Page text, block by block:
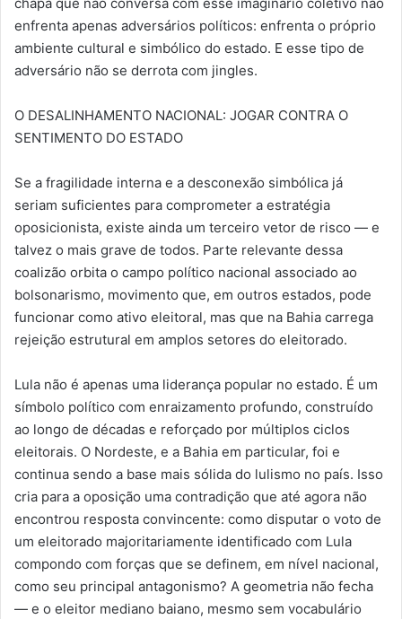
chapa que não conversa com esse imaginário coletivo não
enfrenta apenas adversários políticos: enfrenta o próprio
ambiente cultural e simbólico do estado. E esse tipo de
adversário não se derrota com jingles.
O DESALINHAMENTO NACIONAL: JOGAR CONTRA O
SENTIMENTO DO ESTADO
Se a fragilidade interna e a desconexão simbólica já
seriam suficientes para comprometer a estratégia
oposicionista, existe ainda um terceiro vetor de risco — e
talvez o mais grave de todos. Parte relevante dessa
coalizão orbita o campo político nacional associado ao
bolsonarismo, movimento que, em outros estados, pode
funcionar como ativo eleitoral, mas que na Bahia carrega
rejeição estrutural em amplos setores do eleitorado.
Lula não é apenas uma liderança popular no estado. É um
símbolo político com enraizamento profundo, construído
ao longo de décadas e reforçado por múltiplos ciclos
eleitorais. O Nordeste, e a Bahia em particular, foi e
continua sendo a base mais sólida do lulismo no país. Isso
cria para a oposição uma contradição que até agora não
encontrou resposta convincente: como disputar o voto de
um eleitorado majoritariamente identificado com Lula
compondo com forças que se definem, em nível nacional,
como seu principal antagonismo? A geometria não fecha
— e o eleitor mediano baiano, mesmo sem vocabulário